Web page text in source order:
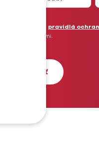
pravidlá
súhlasím s nimi.